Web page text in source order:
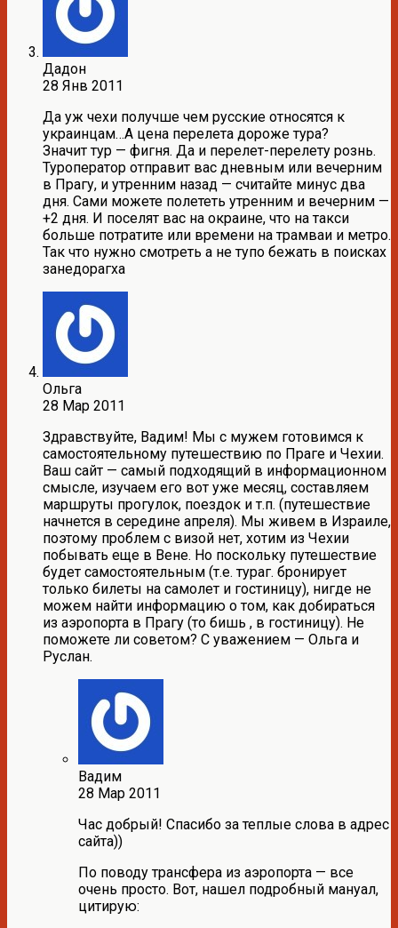
Дадон
28 Янв 2011
Да уж чехи получше чем русские относятся к
украинцам…А цена перелета дороже тура?
Значит тур — фигня. Да и перелет-перелету рознь.
Туроператор отправит вас дневным или вечерним
в Прагу, и утренним назад — считайте минус два
дня. Сами можете полететь утренним и вечерним —
+2 дня. И поселят вас на окраине, что на такси
больше потратите или времени на трамваи и метро.
Так что нужно смотреть а не тупо бежать в поисках
занедорагха
Ольга
28 Мар 2011
Здравствуйте, Вадим! Мы с мужем готовимся к
самостоятельному путешествию по Праге и Чехии.
Ваш сайт — самый подходящий в информационном
смысле, изучаем его вот уже месяц, составляем
маршруты прогулок, поездок и т.п. (путешествие
начнется в середине апреля). Мы живем в Израиле,
поэтому проблем с визой нет, хотим из Чехии
побывать еще в Вене. Но поскольку путешествие
будет самостоятельным (т.е. тураг. бронирует
только билеты на самолет и гостиницу), нигде не
можем найти информацию о том, как добираться
из аэропорта в Прагу (то бишь , в гостиницу). Не
поможете ли советом? С уважением — Ольга и
Руслан.
Вадим
28 Мар 2011
Час добрый! Спасибо за теплые слова в адрес
сайта))
По поводу трансфера из аэропорта — все
очень просто. Вот, нашел подробный мануал,
цитирую: